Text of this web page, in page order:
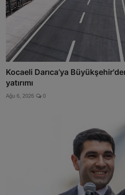
Kocaeli Darıca’ya
yatırımı
Ağu 6, 2026 0